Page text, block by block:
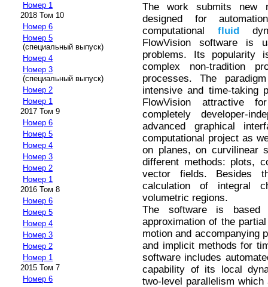
Номер 1
2018 Том 10
Номер 6
Номер 5
(специальный выпуск)
Номер 4
Номер 3
(специальный выпуск)
Номер 2
Номер 1
2017 Том 9
Номер 6
Номер 5
Номер 4
Номер 3
Номер 2
Номер 1
2016 Том 8
Номер 6
Номер 5
Номер 4
Номер 3
Номер 2
Номер 1
2015 Том 7
Номер 6
The work submits new
designed for
computational fluid
FlowVision software is
problems. Its popularity
complex non-tradition
processes. The
intensive and time-taking
FlowVision attractive
completely developer-
advanced graphical
computational project as
on planes, on curvilinear
different methods: plots,
vector fields. Besides
calculation of integral
volumetric regions.
The software is based
approximation of the
motion and accompanying
and implicit methods for
software includes
capability of its local
two-level parallelism